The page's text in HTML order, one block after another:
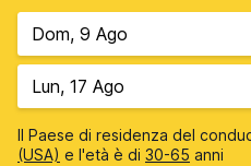
Il Paese di residenza del
(USA) e l'età è di 30-65 anni